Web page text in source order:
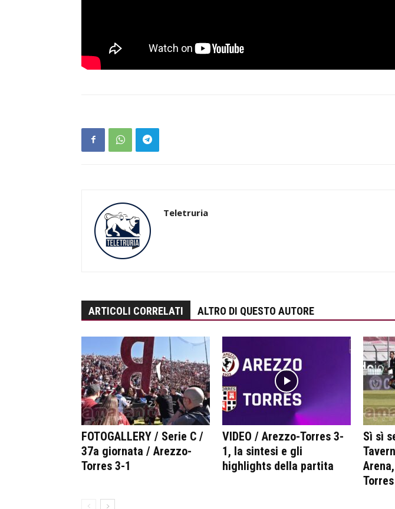
Teletruria
ARTICOLI CORRELATI ALTRO DI QUESTO AUTORE
FOTOGALLERY / Serie C /
37a giornata / Arezzo-
Torres 3-1
VIDEO / Arezzo-Torres 3-
1, la sintesi e gli
highlights della partita
Sì sì